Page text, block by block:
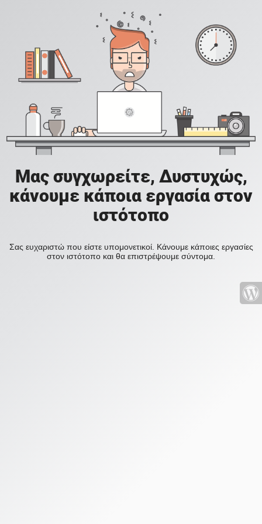
Μας συγχωρείτε, Δυστυχώς,
κάνουμε κάποια εργασία στον
ιστότοπο
Σας ευχαριστώ που είστε υπομονετικοί. Κάνουμε κάποιες εργασίες
στον ιστότοπο και θα επιστρέψουμε σύντομα.